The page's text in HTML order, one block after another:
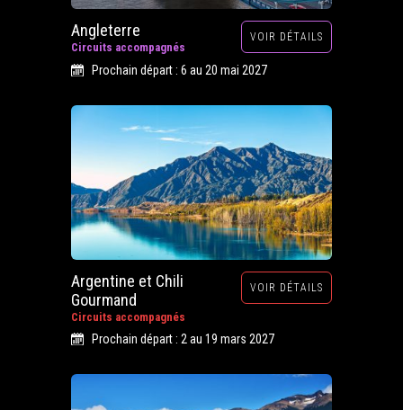
Angleterre
Circuits accompagnés
VOIR DÉTAILS
Prochain départ : 6 au 20 mai 2027
Argentine et Chili
Gourmand
Circuits accompagnés
VOIR DÉTAILS
Prochain départ : 2 au 19 mars 2027